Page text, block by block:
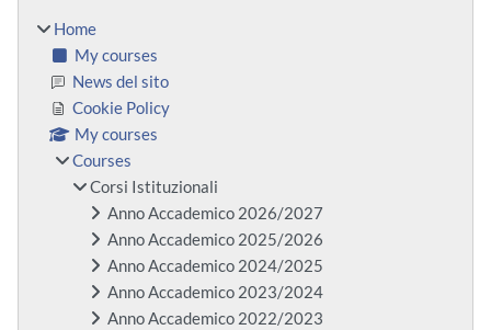
Home
My courses
News del sito
Cookie Policy
My courses
Courses
Corsi Istituzionali
Anno Accademico 2026/2027
Anno Accademico 2025/2026
Anno Accademico 2024/2025
Anno Accademico 2023/2024
Anno Accademico 2022/2023